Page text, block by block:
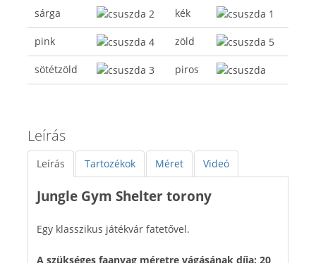
sárga kék
pink zöld
sötétzöld piros
Leírás
Leírás Tartozékok Méret Videó
Jungle Gym Shelter torony
Egy klasszikus játékvár fatetővel.
A szükséges faanyag méretre vágásának díja: 20